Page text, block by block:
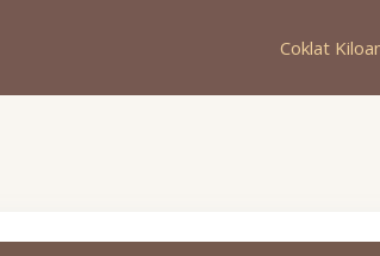
Coklat